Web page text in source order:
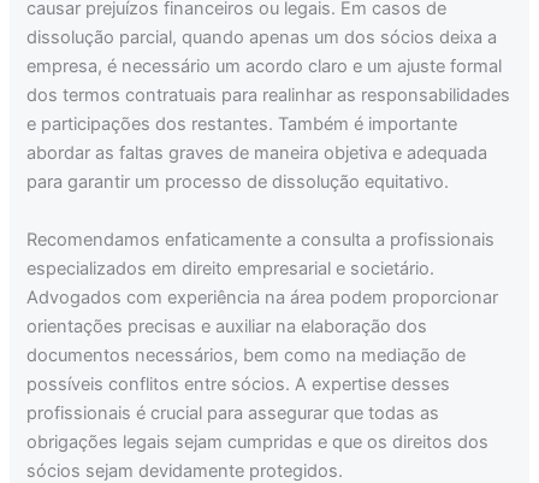
causar prejuízos financeiros ou legais. Em casos de
dissolução parcial, quando apenas um dos sócios deixa a
empresa, é necessário um acordo claro e um ajuste formal
dos termos contratuais para realinhar as responsabilidades
e participações dos restantes. Também é importante
abordar as faltas graves de maneira objetiva e adequada
para garantir um processo de dissolução equitativo.
Recomendamos enfaticamente a consulta a profissionais
especializados em direito empresarial e societário.
Advogados com experiência na área podem proporcionar
orientações precisas e auxiliar na elaboração dos
documentos necessários, bem como na mediação de
possíveis conflitos entre sócios. A expertise desses
profissionais é crucial para assegurar que todas as
obrigações legais sejam cumpridas e que os direitos dos
sócios sejam devidamente protegidos.